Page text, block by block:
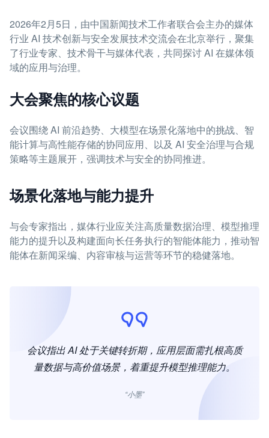
2026年2月5日，由中国新闻技术工作者联合会主办的媒体
行业 AI 技术创新与安全发展技术交流会在北京举行，聚集
了行业专家、技术骨干与媒体代表，共同探讨 AI 在媒体领
域的应用与治理。
大会聚焦的核心议题
会议围绕 AI 前沿趋势、大模型在场景化落地中的挑战、智
能计算与高性能存储的协同应用、以及 AI 安全治理与合规
策略等主题展开，强调技术与安全的协同推进。
场景化落地与能力提升
与会专家指出，媒体行业应关注高质量数据治理、模型推理
能力的提升以及构建面向长任务执行的智能体能力，推动智
能体在新闻采编、内容审核与运营等环节的稳健落地。
会议指出 AI 处于关键转折期，应用层面需扎根高质
量数据与高价值场景，着重提升模型推理能力。
“小墨”